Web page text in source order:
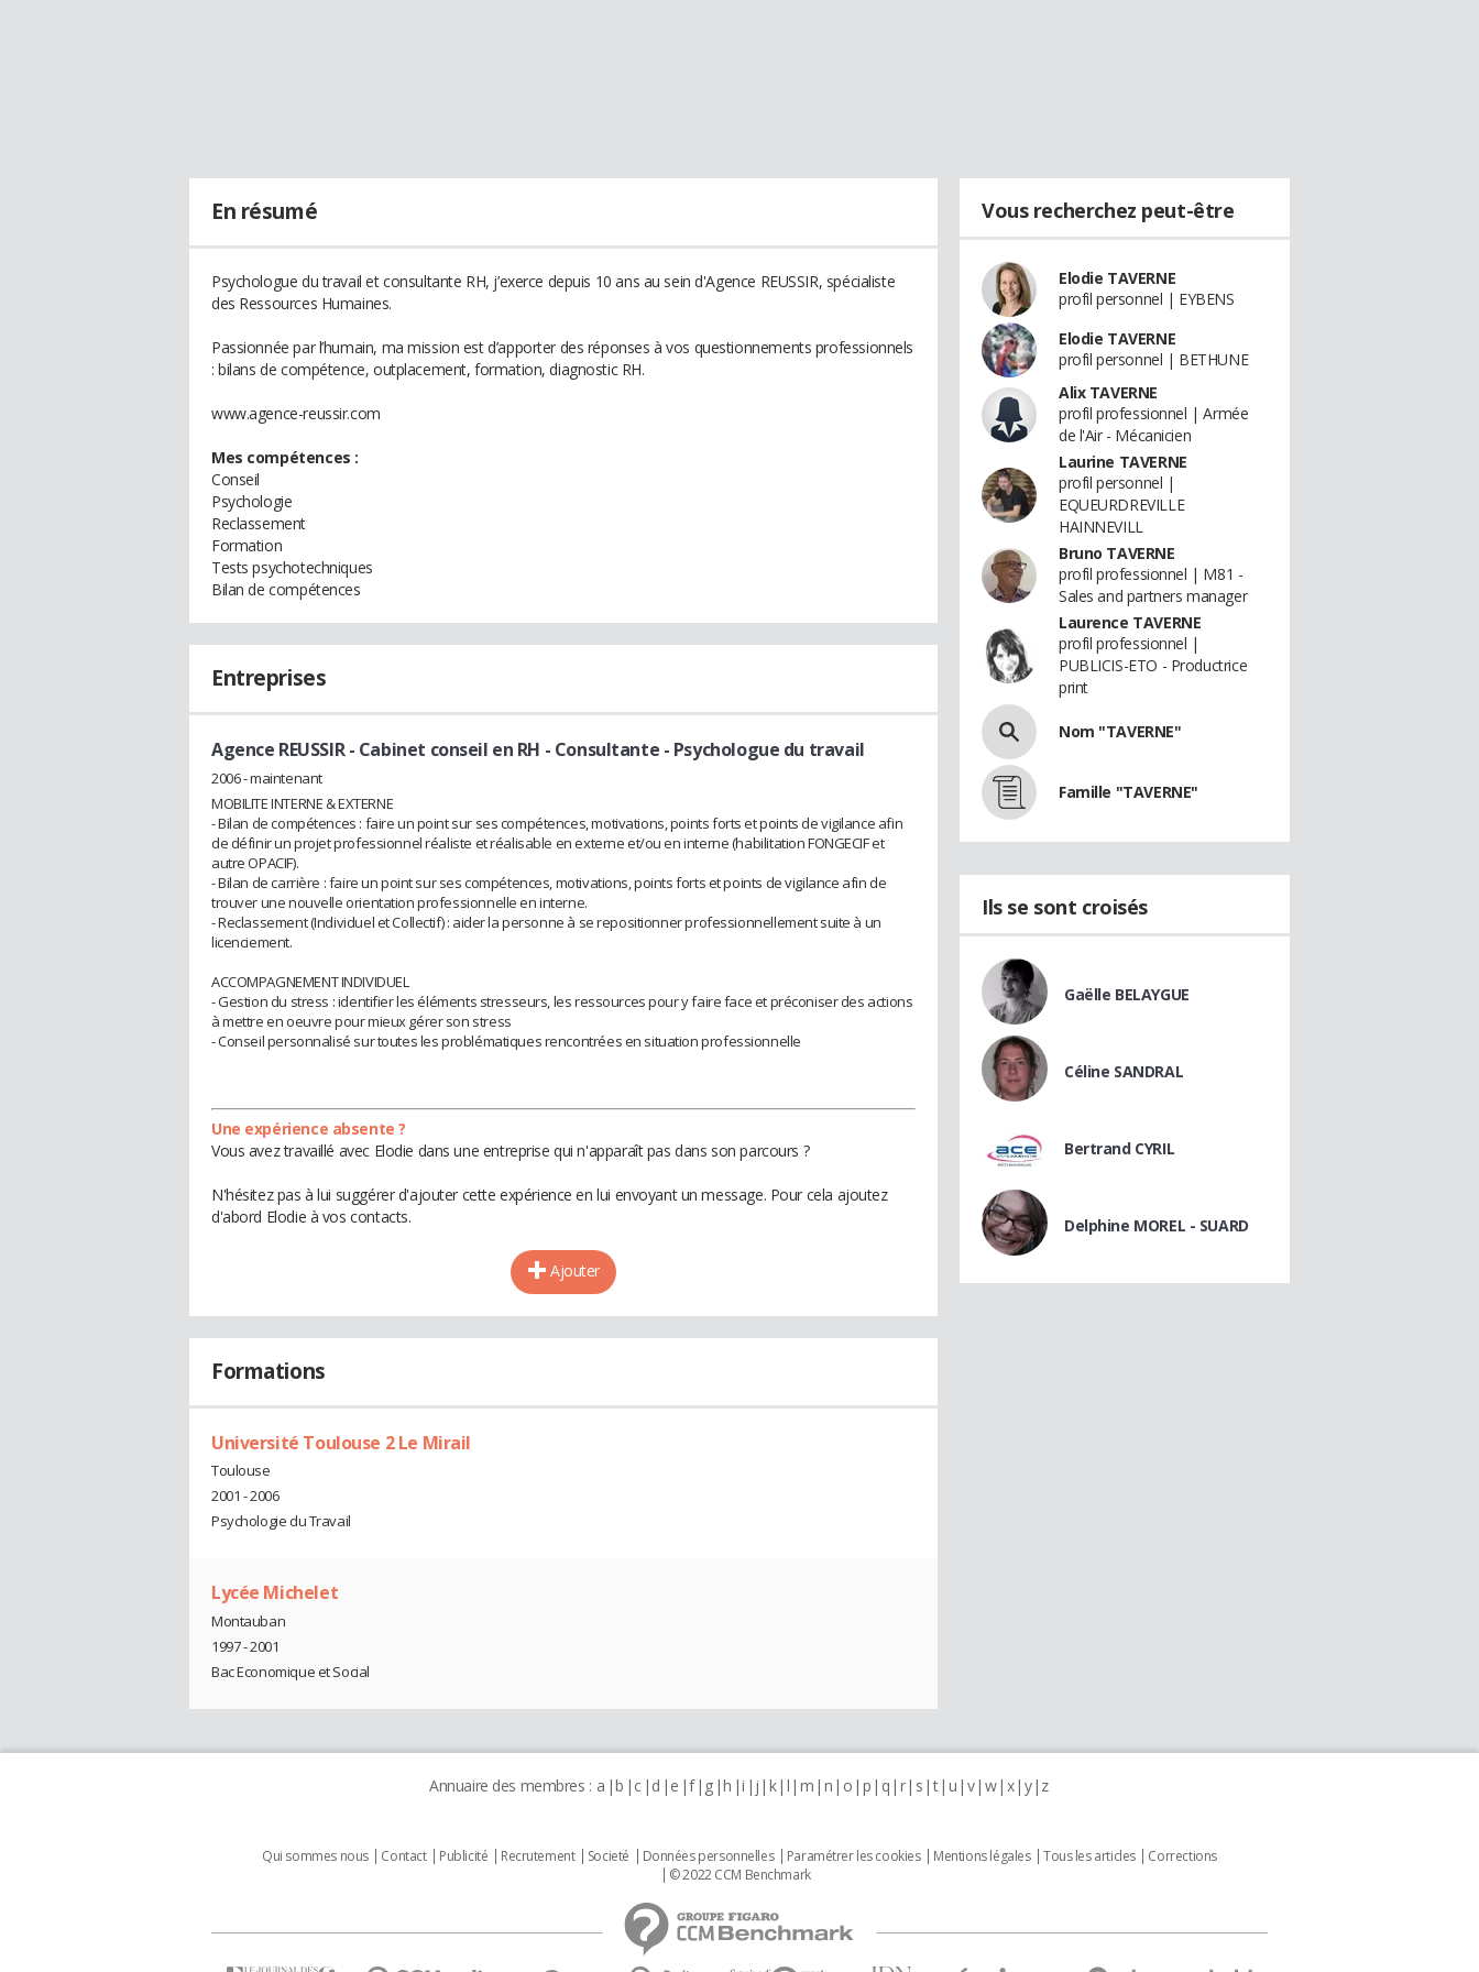
En résumé
Psychologue du travail et consultante RH, j’exerce depuis 10 ans au sein d'Agence REUSSIR, spécialiste
des Ressources Humaines.
Passionnée par l’humain, ma mission est d’apporter des réponses à vos questionnements professionnels
: bilans de compétence, outplacement, formation, diagnostic RH.
www.agence-reussir.com
Mes compétences :
Conseil
Psychologie
Reclassement
Formation
Tests psychotechniques
Bilan de compétences
Entreprises
Agence REUSSIR - Cabinet conseil en RH - Consultante - Psychologue du travail
2006 - maintenant
MOBILITE INTERNE & EXTERNE
- Bilan de compétences : faire un point sur ses compétences, motivations, points forts et points de vigilance afin
de définir un projet professionnel réaliste et réalisable en externe et/ou en interne (habilitation FONGECIF et
autre OPACIF).
- Bilan de carrière : faire un point sur ses compétences, motivations, points forts et points de vigilance afin de
trouver une nouvelle orientation professionnelle en interne.
- Reclassement (Individuel et Collectif) : aider la personne à se repositionner professionnellement suite à un
licenciement.
ACCOMPAGNEMENT INDIVIDUEL
- Gestion du stress : identifier les éléments stresseurs, les ressources pour y faire face et préconiser des actions
à mettre en oeuvre pour mieux gérer son stress
- Conseil personnalisé sur toutes les problématiques rencontrées en situation professionnelle
Une expérience absente ?
Vous avez travaillé avec Elodie dans une entreprise qui n'apparaît pas dans son parcours ?
N'hésitez pas à lui suggérer d'ajouter cette expérience en lui envoyant un message. Pour cela ajoutez
d'abord Elodie à vos contacts.
Ajouter
Formations
Université Toulouse 2 Le Mirail
Toulouse
2001 - 2006
Psychologie du Travail
Lycée Michelet
Montauban
1997 - 2001
Bac Economique et Social
Vous recherchez peut-être
Elodie TAVERNE
profil personnel | EYBENS
Elodie TAVERNE
profil personnel | BETHUNE
Alix TAVERNE
profil professionnel | Armée
de l'Air - Mécanicien
Laurine TAVERNE
profil personnel |
EQUEURDREVILLE
HAINNEVILL
Bruno TAVERNE
profil professionnel | M81 -
Sales and partners manager
Laurence TAVERNE
profil professionnel |
PUBLICIS-ETO - Productrice
print
Nom "TAVERNE"
Famille "TAVERNE"
Ils se sont croisés
Gaëlle BELAYGUE
Céline SANDRAL
Bertrand CYRIL
Delphine MOREL - SUARD
Annuaire des membres : a b c d e f g h i j k l m n o p q r s t u v w x y z
Qui sommes nous Contact Publicité Recrutement Societé Données personnelles Paramétrer les cookies Mentions légales Tous les articles
Corrections
© 2022 CCM Benchmark